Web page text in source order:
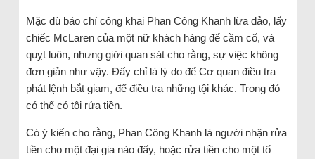
Mặc dù báo chí công khai Phan Công Khanh lừa đảo, lấy
chiếc McLaren của một nữ khách hàng để cầm cố, và
quỵt luôn, nhưng giới quan sát cho rằng, sự việc không
đơn giản như vậy. Đấy chỉ là lý do để Cơ quan điều tra
phát lệnh bắt giam, để điều tra những tội khác. Trong đó
có thể có tội rửa tiền.
Có ý kiến cho rằng, Phan Công Khanh là người nhận rửa
tiền cho một đại gia nào đấy, hoặc rửa tiền cho một tổ